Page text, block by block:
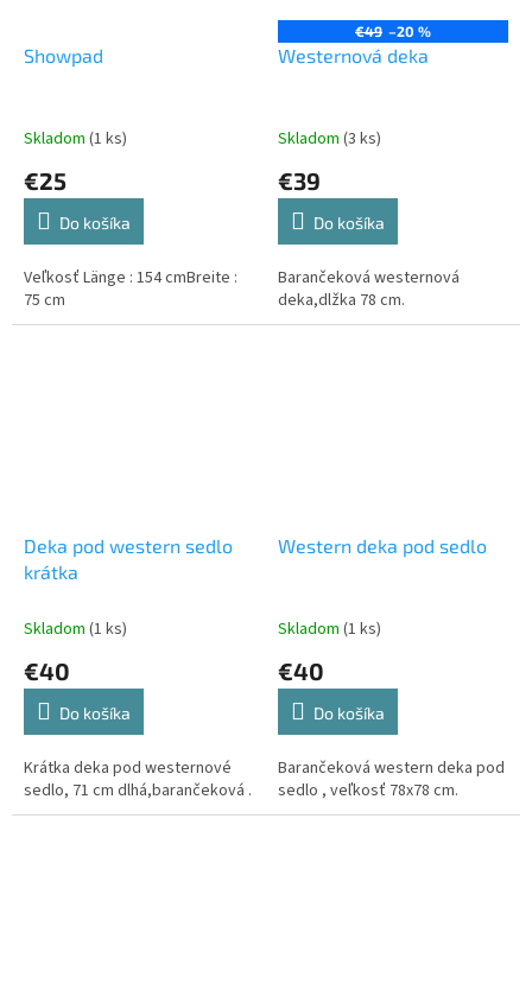
Showpad
Skladom (1 ks)
€25
Do košíka
Veľkosť Länge : 154 cmBreite :
75 cm
€49 –20 %
Westernová deka
Skladom (3 ks)
€39
Do košíka
Barančeková westernová
deka,dlžka 78 cm.
Deka pod western sedlo
krátka
Skladom (1 ks)
€40
Do košíka
Krátka deka pod westernové
sedlo, 71 cm dlhá,barančeková .
Western deka pod sedlo
Skladom (1 ks)
€40
Do košíka
Barančeková western deka pod
sedlo , veľkosť 78x78 cm.